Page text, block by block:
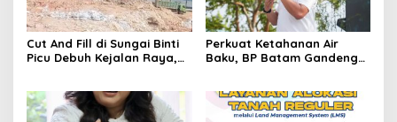
Cut And Fill di Sungai Binti
Picu Debuh Kejalan Raya,
Perkuat Ketahanan Air
Baku, BP Batam Gandeng
Bendungan Sei Nongsa